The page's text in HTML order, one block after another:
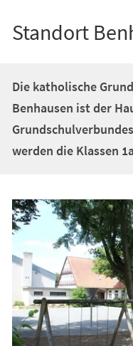
Standort
Die katholische
Benhausen ist der
werden die Klassen